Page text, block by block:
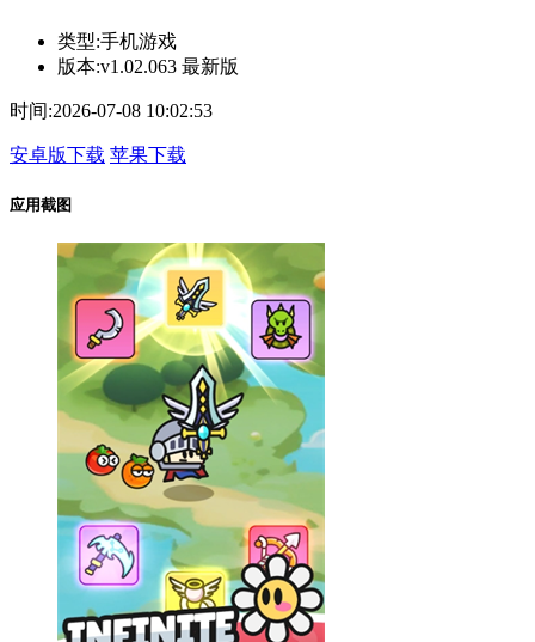
类型:手机游戏
版本:v1.02.063 最新版
时间:2026-07-08 10:02:53
安卓版下载 苹果下载
应用截图